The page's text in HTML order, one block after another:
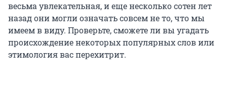
весьма увлекательная, и еще несколько сотен лет
назад они могли означать совсем не то, что мы
имеем в виду. Проверьте, сможете ли вы угадать
происхождение некоторых популярных слов или
этимология вас перехитрит.